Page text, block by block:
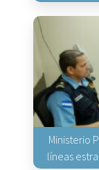
Ministerio
líneas